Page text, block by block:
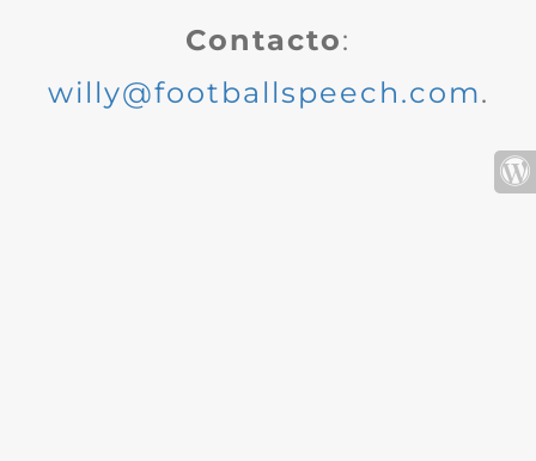
Contacto:
willy@footballspeech.com.